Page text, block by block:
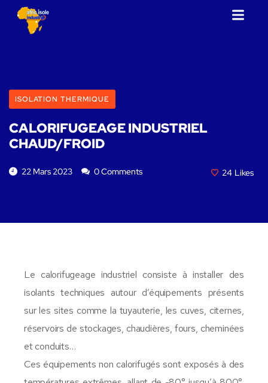
ISOLATION THERMIQUE
CALORIFUGEAGE INDUSTRIEL
CHAUD/FROID
22 Mars 2023 0 Comments 24 Likes
Le calorifugeage industriel consiste à installer des
isolants techniques autour d’équipements présents
sur les sites comme la tuyauterie, les cuves, citernes,
réservoirs de stockages, chaudières, fours, cheminées
et conduits…
Ces équipements non calorifugés sont exposés à des